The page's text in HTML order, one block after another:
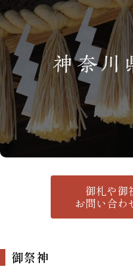
御札や御
お問い合わ
御祭神